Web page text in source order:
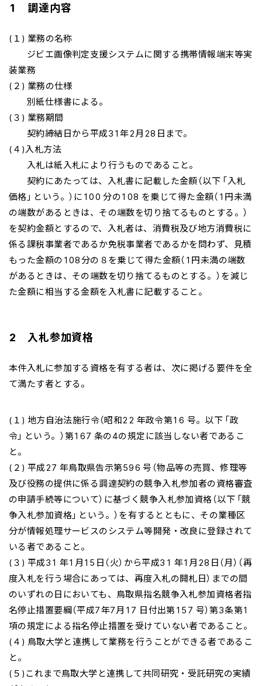
1 調達内容
(１) 業務の名称
ジビエ画像判定支援システムに関する携帯情報端末等実
装業務
(２) 業務の仕様
別紙仕様書による。
(３) 業務期間
契約締結日から平成31年2月28日まで。
(４)入札方法
入札は紙入札により行うものであること。
契約にあたっては、入札書に記載した金額（以下「入札
価格」という。）に100 分の108 を乗じて得た金額（1円未満
の端数があるときは、その端数を切り捨てるものとする。）
を契約金額とするので、入札者は、消費税及び地方消費税に
係る課税事業者であるか免税事業者であるかを問わず、見積
もった金額の108分の８を乗じて得た金額（1円未満の端数
があるときは、その端数を切り捨てるものとする。）を減じ
た金額に相当する金額を入札書に記載すること。
2 入札参加資格
本件入札に参加する資格を有する者は、次に掲げる要件を全
て満たす者とする。
(１) 地方自治法施行令（昭和22 年政令第16 号。以下「政
令」という。）第167 条の4の規定に該当しない者であるこ
と。
(２) 平成27 年鳥取県告示第596 号（物品等の売買、修理等
及び役務の提供に係る調達契約の競争入札参加者の資格審査
の申請手続等について）に基づく競争入札参加資格（以下「競
争入札参加資格」という。）を有するとともに、その業種区
分が情報処理サービスのシステム等開発・改良に登録されて
いる者であること。
(３) 平成31 年1月15日（火）から平成31 年1月28日（月）（再
度入札を行う場合にあっては、再度入札の開札日）までの間
のいずれの日においても、鳥取県指名競争入札参加資格者指
名停止措置要綱（平成7年7月17 日付出第157 号）第3条第1
項の規定による指名停止措置を受けていない者であること。
(４) 鳥取大学と連携して業務を行うことができる者であるこ
と。
(５)これまで鳥取大学と連携して共同研究・受託研究の実績